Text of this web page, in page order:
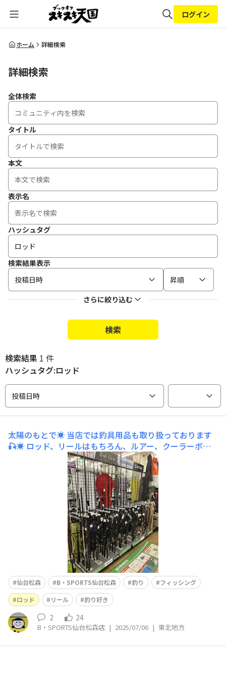
全体検索
ログイン
ホーム 詳細検索
詳細検索
全体検索
タイトル
本文
表示名
ハッシュタグ
検索結果表示
投稿日時
昇順
さらに絞り込む
検索
検索結果 1 件
ハッシュタグ:ロッド
投稿日時
太陽のもとで☀️ 当店では釣具用品も取り扱っております
🎣☀️ ロッド、リールはもちろん、ルアー、クーラーボッ
クス、ロッドケースなど、その他多数の用具がございます
🐟🐟🐟 初心者向けの釣りセットもあります🔰サビキ釣
り、ちょい投げ釣り 釣れたらクーラーボックスへ 新品の
仙台松森 B・SPORTS仙台松森 釣り
フィッシング
ロッド
リール 釣り好き
2 24
B・SPORTS仙台松森店 | 2025/07/06 | 東北地方